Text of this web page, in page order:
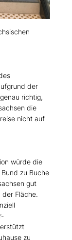
der
richtig,
die
nicht auf
würde die
zu Buche
gut
Fläche.
zu